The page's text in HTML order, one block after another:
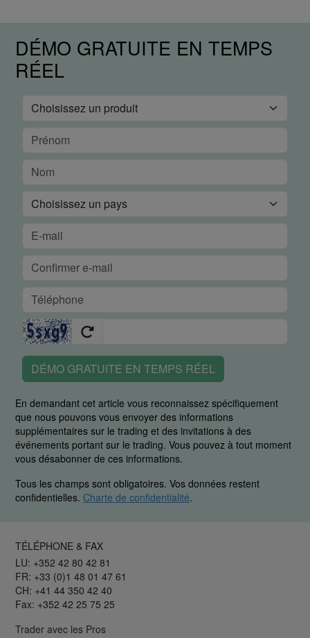
DÉMO GRATUITE EN TEMPS
RÉEL
DÉMO GRATUITE EN TEMPS RÉEL
En demandant cet article vous reconnaissez spécifiquement
que nous pouvons vous envoyer des informations
supplémentaires sur le trading et des invitations à des
événements portant sur le trading. Vous pouvez à tout moment
vous désabonner de ces informations.
Tous les champs sont obligatoires. Vos données restent
confidentielles. Charte de confidentialité.
TÉLÉPHONE & FAX
LU: +352 42 80 42 81
FR: +33 (0)1 48 01 47 61
CH: +41 44 350 42 40
Fax: +352 42 25 75 25
Trader avec les Pros